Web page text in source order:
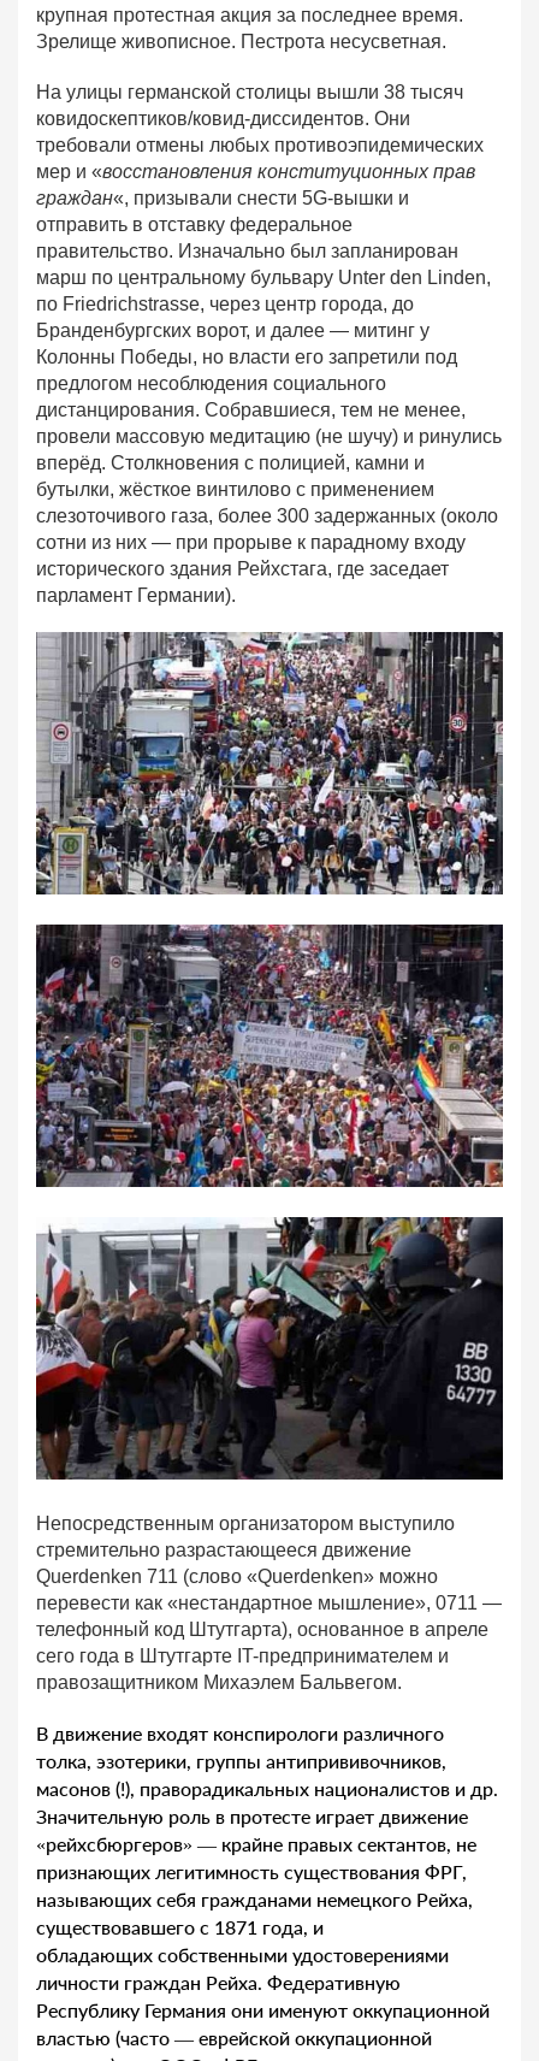
крупная протестная акция за последнее время.
Зрелище живописное. Пестрота несусветная.
На улицы германской столицы вышли 38 тысяч
ковидоскептиков/ковид-диссидентов. Они
требовали отмены любых противоэпидемических
мер и «восстановления конституционных прав
граждан«, призывали снести 5G-вышки и
отправить в отставку федеральное
правительство. Изначально ​​​был запланирован
марш по центральному бульвару Unter den Linden,
по Friedrichstrasse, через центр города, до
Бранденбургских ворот, и далее — митинг у
Колонны Победы, но власти его запретили под
предлогом несоблюдения социального
дистанцирования. Собравшиеся, тем не менее,
провели массовую медитацию (не шучу) и ринулись
вперёд. Столкновения с полицией, камни и
бутылки, жёсткое винтилово с применением
слезоточивого газа, более 300 задержанных (около
сотни из них — при прорыве к парадному входу
исторического здания Рейхстага, где заседает
парламент Германии).
Непосредственным организатором выступило
стремительно разрастающееся движение
Querdenken 711 (слово «Querdenken» можно
перевести как «нестандартное мышление», 0711 —
телефонный код Штутгарта), основанное в апреле
сего года в Штутгарте IT-предпринимателем и
правозащитником Михаэлем Бальвегом.
В движение входят конспирологи различного
толка, эзотерики, группы антипрививочников,
масонов (!), праворадикальных националистов и др.
Значительную роль в протесте играет движение
«рейхсбюргеров» — крайне правых сектантов, не
признающих легитимность существования ФРГ,
называющих себя гражданами немецкого Рейха,
существовавшего с 1871 года, и
обладающих собственными удостоверениями
личности граждан Рейха. Федеративную
Республику Германия они именуют оккупационной
властью (часто — еврейской оккупационной